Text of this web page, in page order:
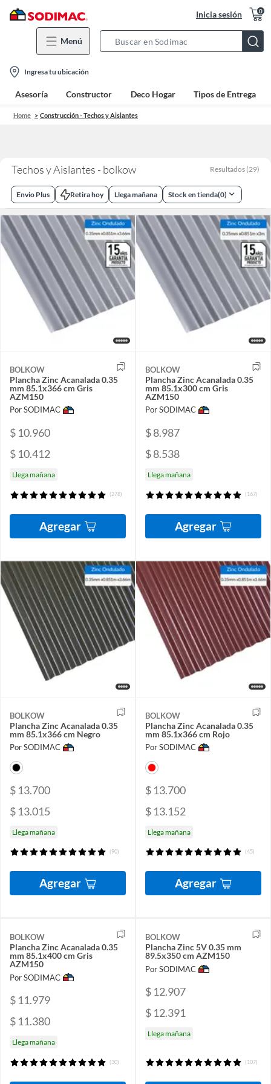
Inicia sesión 0
Menú
Bar
location-
icon
Ingresa tu ubicación
Asesoría Constructor Deco Hogar Tipos de Entrega
Home Construcción - Techos y Aislantes
Techos y Aislantes - bolkow Resultados (29)
Envio Plus Retira hoy Llega mañana Stock en tienda(0)
BOLKOW
Plancha Zinc Acanalada 0.35
mm 85.1x366 cm Gris
AZM150
Por SODIMAC
$ 10.960
$ 10.412
Llega mañana
(278)
Agregar
BOLKOW
Plancha Zinc Acanalada 0.35
mm 85.1x300 cm Gris
AZM150
Por SODIMAC
$ 8.987
$ 8.538
Llega mañana
(167)
Agregar
BOLKOW
Plancha Zinc Acanalada 0.35
mm 85.1x366 cm Negro
Por SODIMAC
$ 13.700
$ 13.015
Llega mañana
(90)
Agregar
BOLKOW
Plancha Zinc Acanalada 0.35
mm 85.1x366 cm Rojo
Por SODIMAC
$ 13.700
$ 13.152
Llega mañana
(45)
Agregar
BOLKOW
Plancha Zinc Acanalada 0.35
mm 85.1x400 cm Gris
AZM150
Por SODIMAC
$ 11.979
$ 11.380
Llega mañana
(30)
BOLKOW
Plancha Zinc 5V 0.35 mm
89.5x350 cm AZM150
Por SODIMAC
$ 12.907
$ 12.391
Llega mañana
(107)